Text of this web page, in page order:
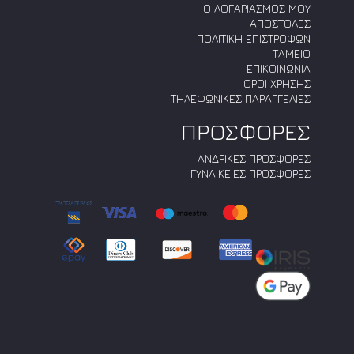
Ο ΛΟΓΑΡΙΑΣΜΟΣ ΜΟΥ
ΑΠΟΣΤΟΛΕΣ
ΠΟΛΙΤΙΚΗ ΕΠΙΣΤΡΟΦΩΝ
ΤΑΜΕΙΟ
ΕΠΙΚΟΙΝΩΝΙΑ
ΟΡΟΙ ΧΡΗΣΗΣ
ΤΗΛΕΦΩΝΙΚΕΣ ΠΑΡΑΓΓΕΛΙΕΣ
ΠΡΟΣΦΟΡΕΣ
ΑΝΔΡΙΚΕΣ ΠΡΟΣΦΟΡΕΣ
ΓΥΝΑΙΚΕΙΕΣ ΠΡΟΣΦΟΡΕΣ